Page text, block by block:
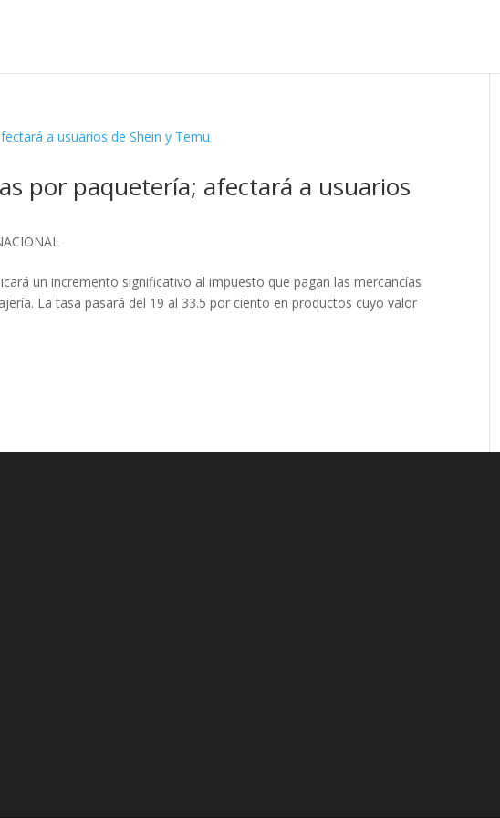
por paquetería; afectará a usuarios
un incremento significativo al impuesto que pagan las mercancías
La tasa pasará del 19 al 33.5 por ciento en productos cuyo valor